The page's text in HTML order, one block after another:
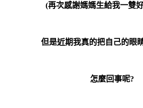
(再次感謝媽媽生給我一雙
但是近期我真的把自己的眼
怎麼回事呢?